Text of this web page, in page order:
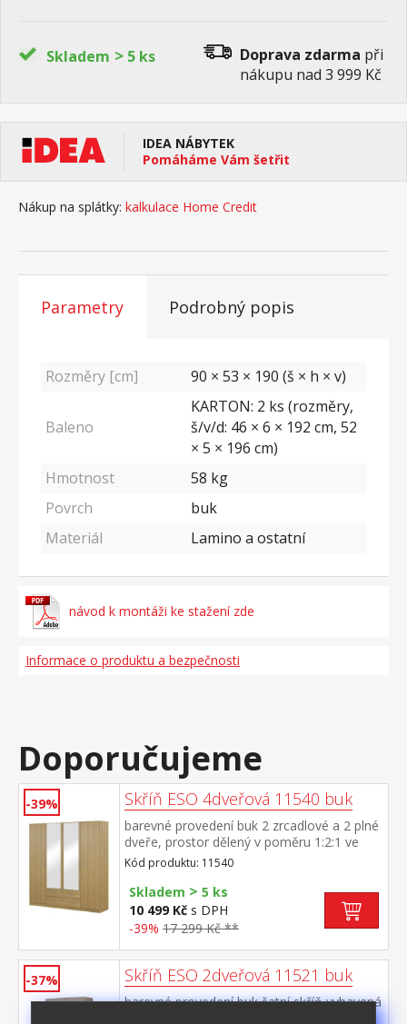
Skladem > 5 ks Doprava zdarma při
nákupu nad 3 999 Kč
IDEA NÁBYTEK
Pomáháme Vám šetřit
Nákup na splátky: kalkulace Home Credit
Parametry Podrobný popis
Rozměry [cm] 90 × 53 × 190 (š × h × v)
Baleno
KARTON: 2 ks (rozměry,
š/v/d: 46 × 6 × 192 cm, 52
× 5 × 196 cm)
Hmotnost
58 kg
Povrch
buk
Materiál
Lamino a ostatní
návod k montáži ke stažení zde
Informace o produktu a bezpečnosti
Doporučujeme
-39% Skříň ESO 4dveřová 11540 buk
barevné provedení buk 2 zrcadlové a 2 plné
dveře, prostor dělený v poměru 1:2:1 ve
všech třech částech šatní tyč a police, ve
střední části dole 2 zásuvky možno doplnit
o nástavec 11545
Kód produktu: 11540
Skladem > 5 ks
10 499 Kč s DPH
-39% 17 299 Kč **
-37% Skříň ESO 2dveřová 11521 buk
barevné provedení buk šatní skříň vybavená